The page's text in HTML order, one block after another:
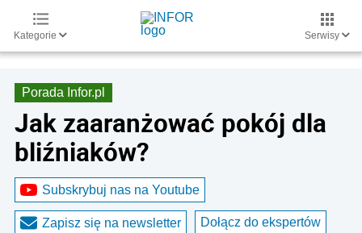
Kategorie Serwisy
Porada Infor.pl
Jak zaaranżować pokój dla
bliźniaków?
Subskrybuj nas na Youtube
Zapisz się na newsletter Dołącz do ekspertów